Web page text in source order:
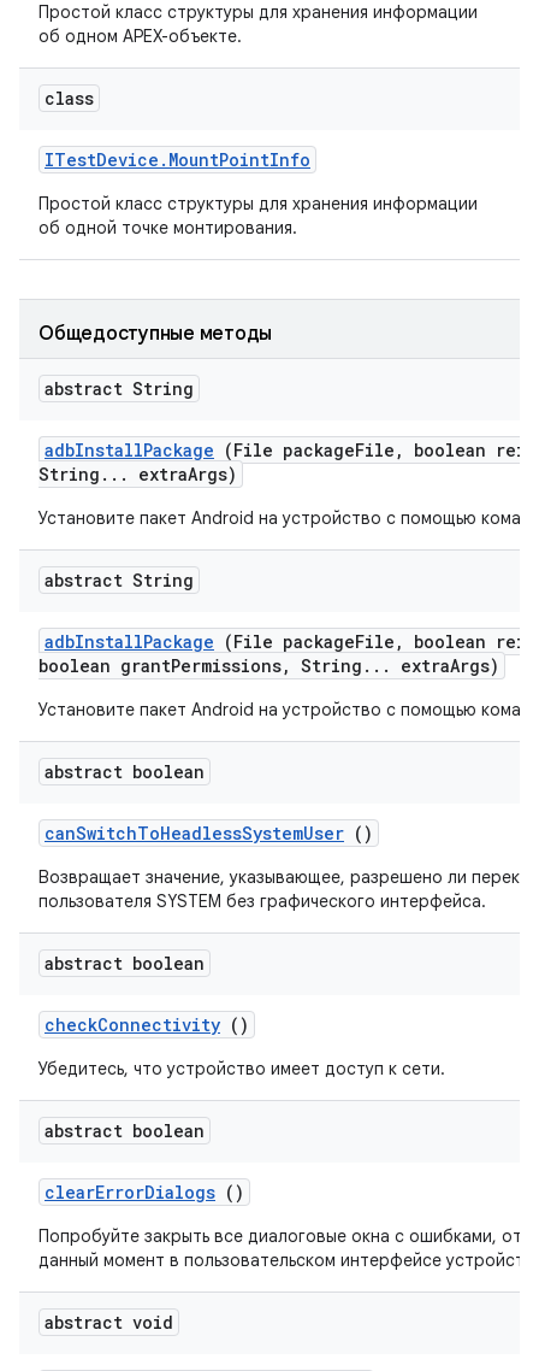
Простой класс структуры для хранения информации
об одном APEX-объекте.
class
ITestDevice . MountPointInfo
Простой класс структуры для хранения информации
об одной точке монтирования.
Общедоступные методы
abstract String
adbInstallPackage (File packageFile ,
boolean
String . . . extraArgs)
Установите пакет Android на устройство с помощью
abstract String
adbInstallPackage (File packageFile ,
boolean
boolean grantPermissions, String . . . extraArgs)
Установите пакет Android на устройство с помощью
abstract boolean
canSwitchToHeadlessSystemUser ()
Возвращает значение, указывающее, разрешено ли
пользователя SYSTEM без графического интерфейса.
abstract boolean
checkConnectivity ()
Убедитесь, что устройство имеет доступ к сети.
abstract boolean
clearErrorDialogs ()
Попробуйте закрыть все диалоговые окна с ошибками,
данный момент в пользовательском интерфейсе
abstract void